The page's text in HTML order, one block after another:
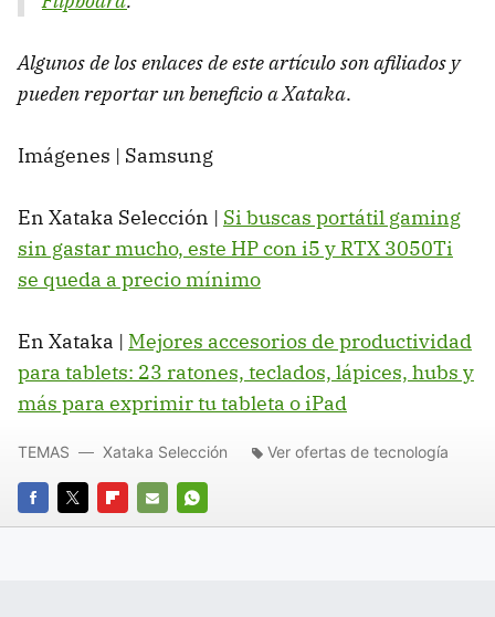
Algunos de los enlaces de este artículo son afiliados y
pueden reportar un beneficio a Xataka.
Imágenes | Samsung
En Xataka Selección | Si buscas portátil gaming
sin gastar mucho, este HP con i5 y RTX 3050Ti
se queda a precio mínimo
En Xataka | Mejores accesorios de productividad
para tablets: 23 ratones, teclados, lápices, hubs y
más para exprimir tu tableta o iPad
FACEBOOK
TWITTERFLIPBOARD
E-
WHATSAPP
TEMAS Xataka Selección Ver ofertas de tecnología